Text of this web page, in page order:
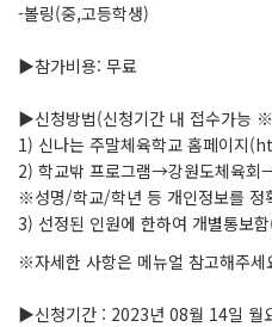
-볼링(중,고등학생)
▶참가비용: 무료
▶신청방법(신청기간 내 접수가능
1) 신나는 주말체육학교 홈페이
2) 학교밖 프로그램→강원도체육
※성명/학교/학년 등 개인정보를 정
3) 선정된 인원에 한하여 개별통보
※자세한 사항은 메뉴얼 참고해주세
▶신청기간 : 2023년 08월 14일 월